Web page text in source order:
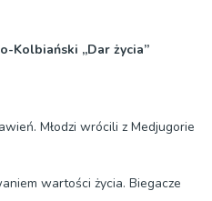
Kolbiański „Dar życia”
Młodzi wrócili z Medjugorie
wartości życia. Biegacze